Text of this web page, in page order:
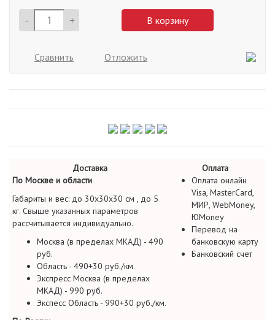
- + В корзину
Сравнить Отложить
Доставка
Оплата
По Москве и области
Габариты и вес: до 30х30х30 см , до 5
кг. Свыше указанных параметров
рассчитывается индивидуально.
Москва (в пределах МКАД) - 490
руб.
Область - 490+30 руб./км.
Экспресс Москва (в пределах
МКАД) - 990 руб.
Экспесс Область - 990+30 руб./км.
Оплата онлайн
Visa, MasterCard,
МИР, WebMoney,
ЮMoney
Перевод на
банковскую карту
Банковский счет